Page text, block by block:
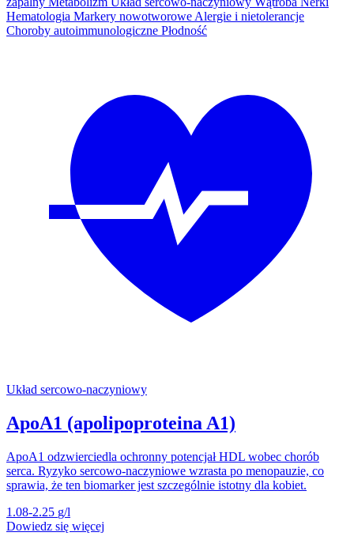
Hematologia Markery nowotworowe Alergie i nietolerancje
Choroby autoimmunologiczne Płodność
Układ sercowo-naczyniowy
ApoA1 (apolipoproteina A1)
ApoA1 odzwierciedla ochronny potencjał HDL wobec chorób
serca. Ryzyko sercowo-naczyniowe wzrasta po menopauzie, co
sprawia, że ten biomarker jest szczególnie istotny dla kobiet.
1.08-2.25 g/l
Dowiedz się więcej